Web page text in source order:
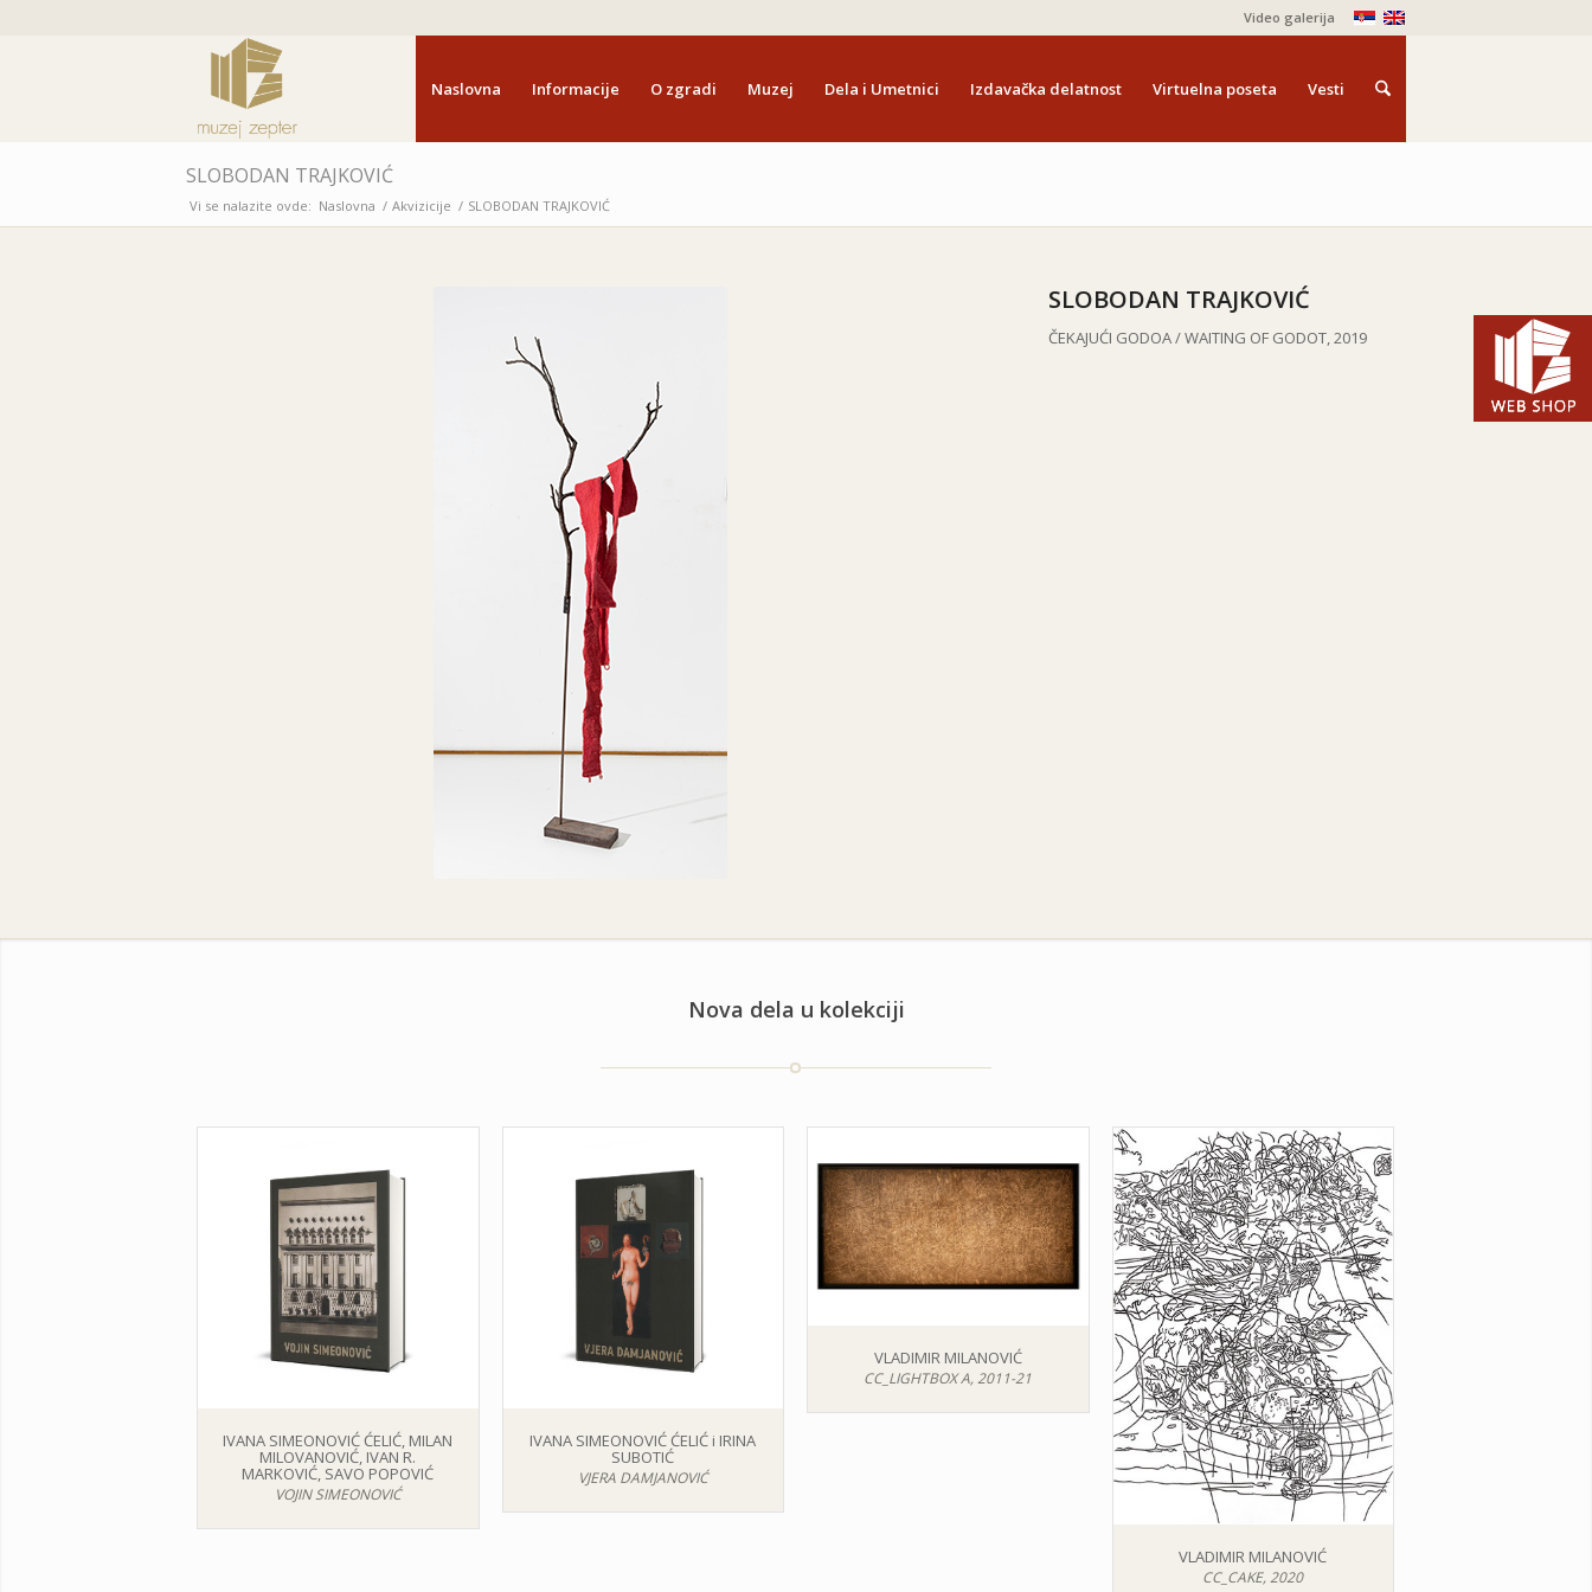
Video galerija
Naslovna Informacije O zgradi Muzej Dela i Umetnici Izdavačka delatnost Virtuelna poseta Vesti
SLOBODAN TRAJKOVIĆ
Vi se nalazite ovde: Naslovna / Akvizicije / SLOBODAN TRAJKOVIĆ
SLOBODAN TRAJKOVIĆ
ČEKAJUĆI GODOA / WAITING OF GODOT, 2019
Nova dela u kolekciji
IVANA SIMEONOVIĆ ĆELIĆ, MILAN
MILOVANOVIĆ, IVAN R.
MARKOVIĆ, SAVO POPOVIĆ
VOJIN SIMEONOVIĆ
IVANA SIMEONOVIĆ ĆELIĆ i IRINA
SUBOTIĆ
VJERA DAMJANOVIĆ
VLADIMIR MILANOVIĆ
CC_LIGHTBOX A, 2011-21
VLADIMIR MILANOVIĆ
CC_CAKE, 2020